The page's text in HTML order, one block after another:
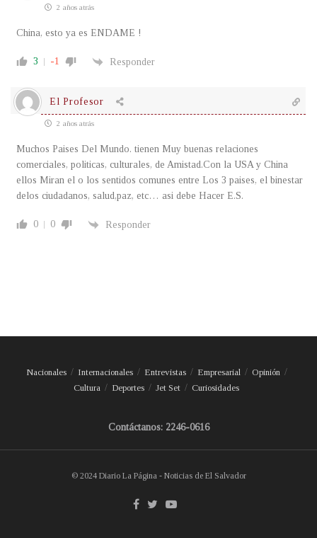
2 años atrás
China, esto ya es ENDAME !
3 -1 Responder
El Profesor
2 años atrás
Muchos Paises Del Mundo. tienen Muy buenas relaciones
comerciales, politicas, culturales, de Amistad.Con la USA y China
ellos Miran el o los sentidos comunes entre Los 3 paises, el binestar
delos ciudadanos, salud,paz, etc… asi debe Hacer E.S.
0 0 Responder
Nacionales Internacionales Entrevistas Empresarial
Opinión
Cultura
Deportes Jet Set Curiosidades
Contáctanos: 2246-0616
© 2024 Diario La Página - Noticias de El Salvador